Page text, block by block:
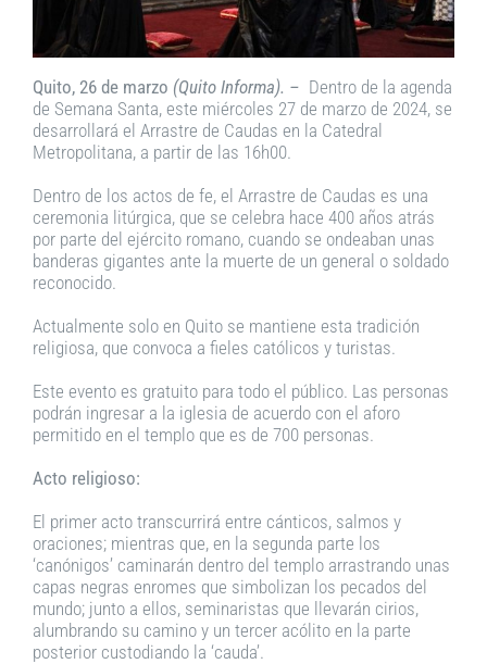
Quito, 26 de marzo (Quito Informa). – Dentro de la agenda
de Semana Santa, este miércoles 27 de marzo de 2024, se
desarrollará el Arrastre de Caudas en la Catedral
Metropolitana, a partir de las 16h00.
Dentro de los actos de fe, el Arrastre de Caudas es una
ceremonia litúrgica, que se celebra hace 400 años atrás
por parte del ejército romano, cuando se ondeaban unas
banderas gigantes ante la muerte de un general o soldado
reconocido.
Actualmente solo en Quito se mantiene esta tradición
religiosa, que convoca a fieles católicos y turistas.
Este evento es gratuito para todo el público. Las personas
podrán ingresar a la iglesia de acuerdo con el aforo
permitido en el templo que es de 700 personas.
Acto religioso:
El primer acto transcurrirá entre cánticos, salmos y
oraciones; mientras que, en la segunda parte los
‘canónigos’ caminarán dentro del templo arrastrando unas
capas negras enromes que simbolizan los pecados del
mundo; junto a ellos, seminaristas que llevarán cirios,
alumbrando su camino y un tercer acólito en la parte
posterior custodiando la ‘cauda’.